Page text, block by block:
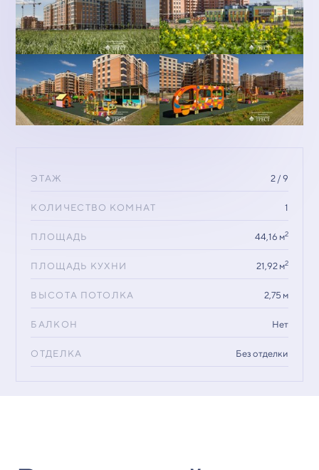
ЭТАЖ 2 / 9
КОЛИЧЕСТВО КОМНАТ 1
ПЛОЩАДЬ 44,16 м2
ПЛОЩАДЬ КУХНИ 21,92 м2
ВЫСОТА ПОТОЛКА 2,75 м
БАЛКОН Нет
ОТДЕЛКА Без отделки